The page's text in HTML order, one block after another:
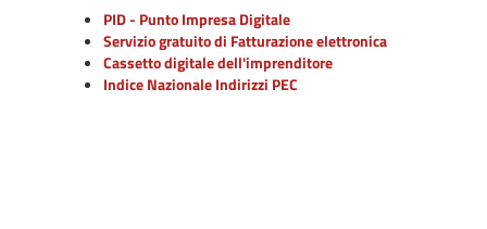
PID - Punto Impresa Digitale
Servizio gratuito di Fatturazione elettronica
Cassetto digitale dell'imprenditore
Indice Nazionale Indirizzi PEC